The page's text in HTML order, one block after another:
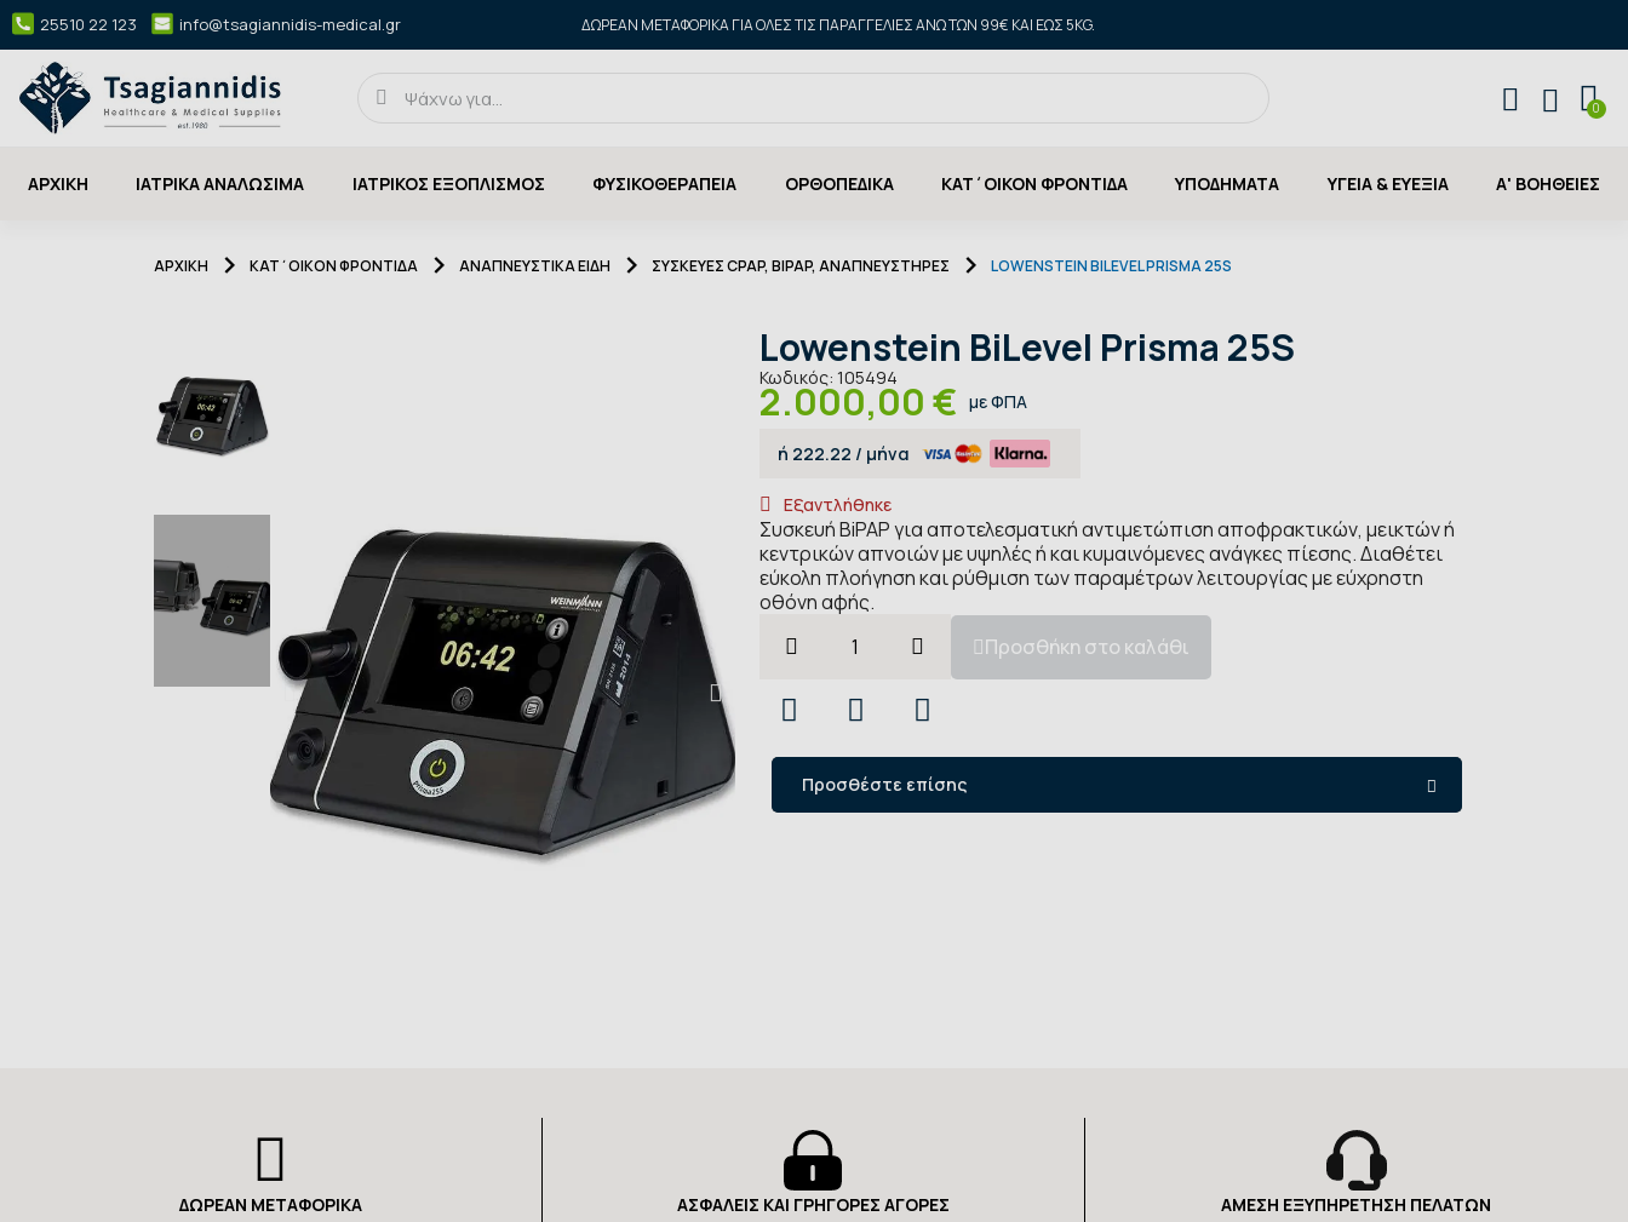
25510 22 123 info@tsagiannidis-medical.gr ΔΩΡΕΑΝ ΜΕΤΑΦΟΡΙΚΑ ΓΙΑ ΌΛΕΣ ΤΙΣ ΠΑΡΑΓΓΕΛΊΕΣ ΆΝΩ ΤΩΝ 99€ ΚΑΙ ΈΩΣ 5KG.
ΑΡΧΙΚΉ ΙΑΤΡΙΚΑ ΑΝΑΛΩΣΙΜΑ ΙΑΤΡΙΚΟΣ ΕΞΟΠΛΙΣΜΟΣ ΦΥΣΙΚΟΘΕΡΑΠΕΙΑ ΟΡΘΟΠΕΔΙΚΑ ΚΑΤ΄ΟΙΚΟΝ ΦΡΟΝΤΙΔΑ ΥΠΟΔΗΜΑΤΑ ΥΓΕΙΑ & ΕΥΕΞΙΑ Α' ΒΟΗΘΕΙΕΣ
ΑΡΧΙΚΉ ΚΑΤ΄ΟΙΚΟΝ ΦΡΟΝΤΙΔΑ ΑΝΑΠΝΕΥΣΤΙΚΑ ΕΙΔΗ ΣΥΣΚΕΥΈΣ CPAP, BIPAP, ΑΝΑΠΝΕΥΣΤΉΡΕΣ LOWENSTEIN BILEVEL PRISMA 25S
Lowenstein BiLevel Prisma 25S
Κωδικός: 105494
2.000,00 € με ΦΠΑ
ή 222.22 / μήνα
Εξαντλήθηκε
Συσκευή BiPAP για αποτελεσματική αντιμετώπιση αποφρακτικών, μεικτών ή
κεντρικών απνοιών με υψηλές ή και κυμαινόμενες ανάγκες πίεσης. Διαθέτει
εύκολη πλοήγηση και ρύθμιση των παραμέτρων λειτουργίας με εύχρηστη
οθόνη αφής.
Προσθήκη στο καλάθι
Προσθέστε επίσης
ΔΩΡΕΑΝ ΜΕΤΑΦΟΡΙΚΑ
ΑΣΦΑΛΕΙΣ ΚΑΙ ΓΡΗΓΟΡΕΣ ΑΓΟΡΕΣ
ΑΜΕΣΗ ΕΞΥΠΗΡΕΤΗΣΗ ΠΕΛΑΤΩΝ